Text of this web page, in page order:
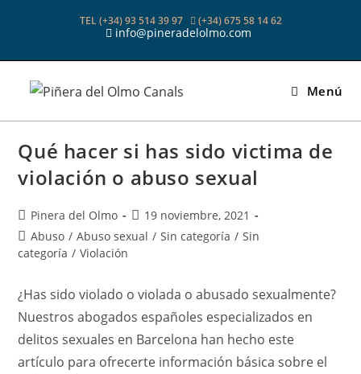
TEL (+34) 93 514 39 97 (+34) 675 58 14 62
info@pineradelolmo.com
Menú
Qué hacer si has sido victima de
violación o abuso sexual
Autor
de
la
entrada:
Pinera del Olmo
Publicación
de
19 noviembre, 2021
Categoría
de
entrada:
Abuso / Abuso sexual / Sin categoría / Sin
categoría / Violación
¿Has sido violado o violada o abusado sexualmente?
Nuestros abogados españoles especializados en
delitos sexuales en Barcelona han hecho este
artículo para ofrecerte información básica sobre el